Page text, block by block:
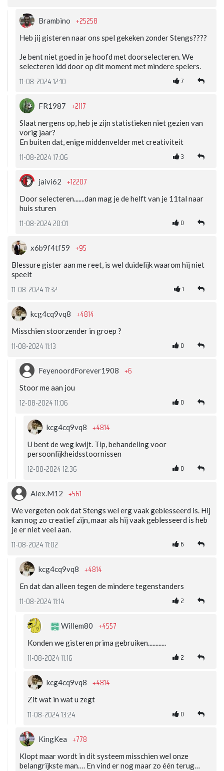
Brambino +25258
Heb jij gisteren naar ons spel gekeken zonder Stengs????
Je bent niet goed in je hoofd met doorselecteren. We
selecteren idd door op dit moment met mindere spelers.
11-08-2024 12:10 7
FR1987 +2117
Slaat nergens op, heb je zijn statistieken niet gezien van
vorig jaar?
En buiten dat, enige middenvelder met creativiteit
11-08-2024 17:06 3
jaivi62 +12207
Door selecteren.......dan mag je de helft van je 11tal naar
huis sturen
11-08-2024 20:01 0
x6b9f4tf59 +95
Blessure gister aan me reet, is wel duidelijk waarom hij niet
speelt
11-08-2024 11:32 1
kcg4cq9vq8 +4814
Misschien stoorzender in groep ?
11-08-2024 11:13 0
FeyenoordForever1908 +6
Stoor me aan jou
12-08-2024 11:06 0
kcg4cq9vq8 +4814
U bent de weg kwijt. Tip, behandeling voor
persoonlijkheidsstoornissen
12-08-2024 12:36 0
Alex.M12 +561
We vergeten ook dat Stengs wel erg vaak geblesseerd is. Hij
kan nog zo creatief zijn, maar als hij vaak geblesseerd is heb
je er niet veel aan.
11-08-2024 11:02 6
kcg4cq9vq8 +4814
En dat dan alleen tegen de mindere tegenstanders
11-08-2024 11:14 2
Willem80 +4557
Konden we gisteren prima gebruiken............
11-08-2024 11:16 2
kcg4cq9vq8 +4814
Zit wat in wat u zegt
11-08-2024 13:24 0
KingKea +778
Klopt maar wordt in dit systeem misschien wel onze
belangrijkste man…. En vind er nog maar zo één terug…